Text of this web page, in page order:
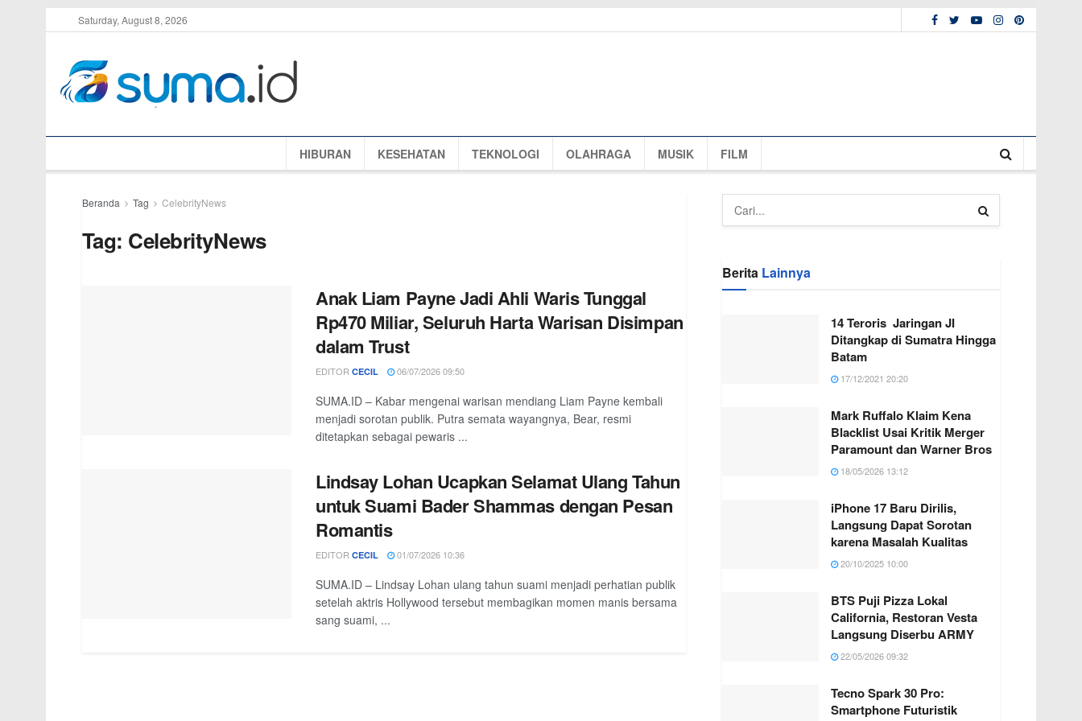
Saturday, August 8, 2026
HIBURAN KESEHATAN TEKNOLOGI OLAHRAGA MUSIK FILM
Beranda Tag CelebrityNews
Tag: CelebrityNews
Anak Liam Payne Jadi Ahli Waris Tunggal
Rp470 Miliar, Seluruh Harta Warisan Disimpan
dalam Trust
EDITOR CECIL 06/07/2026 09:50
SUMA.ID – Kabar mengenai warisan mendiang Liam Payne kembali
menjadi sorotan publik. Putra semata wayangnya, Bear, resmi
ditetapkan sebagai pewaris ...
Lindsay Lohan Ucapkan Selamat Ulang Tahun
untuk Suami Bader Shammas dengan Pesan
Romantis
EDITOR CECIL 01/07/2026 10:36
SUMA.ID – Lindsay Lohan ulang tahun suami menjadi perhatian publik
setelah aktris Hollywood tersebut membagikan momen manis bersama
sang suami, ...
Berita Lainnya
14 Teroris Jaringan JI
Ditangkap di Sumatra Hingga
Batam
17/12/2021 20:20
Mark Ruffalo Klaim Kena
Blacklist Usai Kritik Merger
Paramount dan Warner Bros
18/05/2026 13:12
iPhone 17 Baru Dirilis,
Langsung Dapat Sorotan
karena Masalah Kualitas
20/10/2025 10:00
BTS Puji Pizza Lokal
California, Restoran Vesta
Langsung Diserbu ARMY
22/05/2026 09:32
Tecno Spark 30 Pro:
Smartphone Futuristik